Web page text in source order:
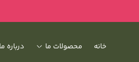
خانه محصولات ما درباره ما